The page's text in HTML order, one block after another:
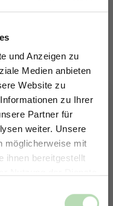
und Anzeigen zu
Medien anbieten
Website zu
zu Ihrer
Partner für
weiter. Unsere
möglicherweise mit
ihnen bereitgestellt
deine
AUF